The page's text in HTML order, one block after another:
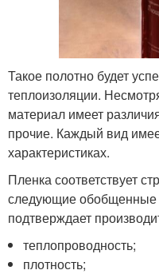
Такое полотно будет
теплоизоляции.
материал имеет
прочие. Каждый вид
характеристиках.
Пленка соответствует
следующие обобщенные
подтверждает
теплопроводность;
плотность;